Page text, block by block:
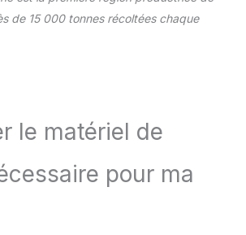
de 15 000 tonnes récoltées chaque
le matériel de
pour ma